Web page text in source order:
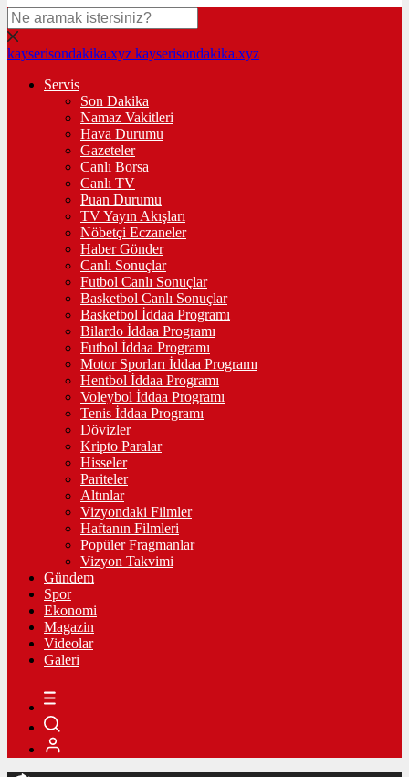
kayserisondakika.xyz kayserisondakika.xyz
Servis
Son Dakika
Namaz Vakitleri
Hava Durumu
Gazeteler
Canlı Borsa
Canlı TV
Puan Durumu
TV Yayın Akışları
Nöbetçi Eczaneler
Haber Gönder
Canlı Sonuçlar
Futbol Canlı Sonuçlar
Basketbol Canlı Sonuçlar
Basketbol İddaa Programı
Bilardo İddaa Programı
Futbol İddaa Programı
Motor Sporları İddaa Programı
Hentbol İddaa Programı
Voleybol İddaa Programı
Tenis İddaa Programı
Dövizler
Kripto Paralar
Hisseler
Pariteler
Altınlar
Vizyondaki Filmler
Haftanın Filmleri
Popüler Fragmanlar
Vizyon Takvimi
Gündem
Spor
Ekonomi
Magazin
Videolar
Galeri